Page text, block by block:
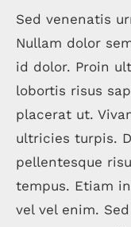
Sed venenatis
Nullam dolor
id dolor. Proin
lobortis risus
placerat ut.
ultricies turpis.
pellentesque
tempus. Etiam
vel vel enim.